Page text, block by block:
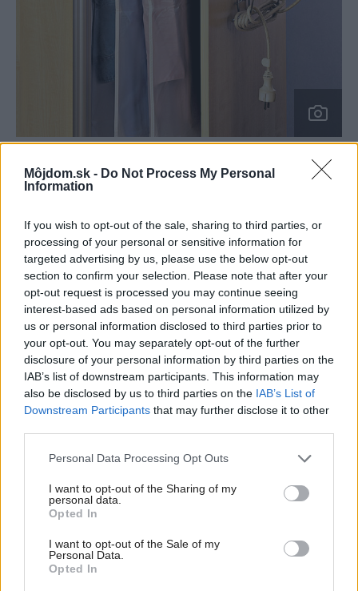
Môjdom.sk - Do Not Process My Personal
Information
If you wish to opt-out of the sale, sharing to third parties, or
processing of your personal or sensitive information for
targeted advertising by us, please use the below opt-out
section to confirm your selection. Please note that after your
opt-out request is processed you may continue seeing
interest-based ads based on personal information utilized by
us or personal information disclosed to third parties prior to
your opt-out. You may separately opt-out of the further
disclosure of your personal information by third parties on the
IAB’s list of downstream participants. This information may
also be disclosed by us to third parties on the IAB’s List of
Downstream Participants that may further disclose it to other
Please note that this website/app uses one or more Google
not limited to your visit or usage behaviour. You may click to
grant or deny consent to Google and its third-party tags to
use your data for below specified purposes in below Google
consent section.
Personal Data Processing Opt Outs
I want to opt-out of the Sharing of my
personal data.
Opted In
I want to opt-out of the Sale of my
Personal Data.
Opted In
najjednoduchších tyčiach s vešiakmi na šaty a pri
poličkách, pokračuje špeciálnymi zásuvkovými a
policovými prvkami, sťahovacími systémami, škatuľami,
košmi, topánkovníkmi rozličných veľkostí a končí roštami
na zavesenie nohavíc, kravát a opaskov. Šatníkové
zostavy sa podľa individuálnych potrieb a predstáv
vyhotovujú z hliníkových alebo oceľových profilov.
Koľajnice bývajú umiestnené buď v dolnom, alebo
hornom sokli. Ložiskový systém zvyšuje komfort
Vstavané šatníky môžu mať aj zadnú stenu a zásuvkové
modely uložené do korpusu. Na vytvorenie zadnej steny
sú vhodné veľkoplošné dosky s odolnou povrchovou
pod., môžeme ju aj vytapetovať papierovou alebo
textilnou tapetou, prípadne namaľovať umývateľnou